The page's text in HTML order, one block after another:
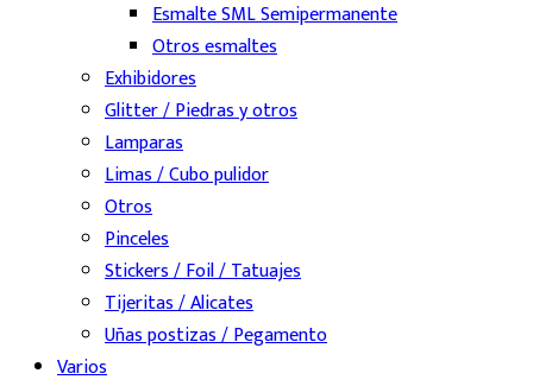
Esmalte SML Semipermanente
Otros esmaltes
Exhibidores
Glitter / Piedras y otros
Lamparas
Limas / Cubo pulidor
Otros
Pinceles
Stickers / Foil / Tatuajes
Tijeritas / Alicates
Uñas postizas / Pegamento
Varios